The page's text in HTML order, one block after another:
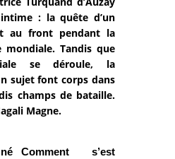
: la quête d’un
au front pendant la
mondiale. Tandis que
se déroule, la
sujet font corps dans
champs de bataille.
Magne.
Comment s’est